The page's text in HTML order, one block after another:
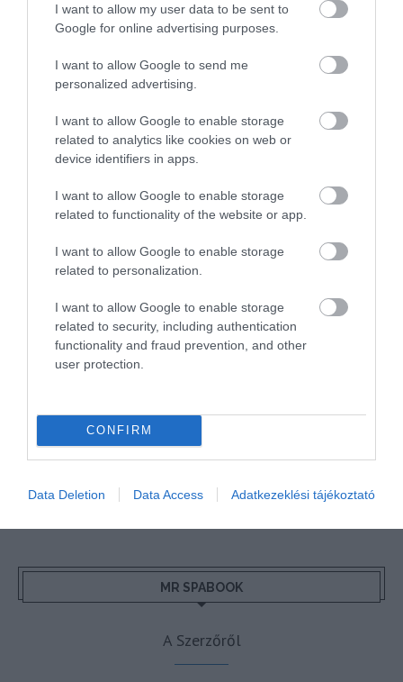
I want to allow my user data to be sent to
Google for online advertising purposes.
I want to allow Google to send me
personalized advertising.
I want to allow Google to enable storage
related to analytics like cookies on web or
device identifiers in apps.
I want to allow Google to enable storage
related to functionality of the website or app.
I want to allow Google to enable storage
related to personalization.
I want to allow Google to enable storage
related to security, including authentication
functionality and fraud prevention, and other
user protection.
CONFIRM
Data Deletion Data Access Adatkezeklési tájékoztató
EMIRATES
KARANTÉN KORONAVÍRUS KÍNA LÉGIKÖZLEKEDÉS
MAGYARORSZÁG MAGYARUL MISKOLC MISKOLCTAPOLCA
ÚJRANYITÁS
MR SPABOOK
A Szerzőről